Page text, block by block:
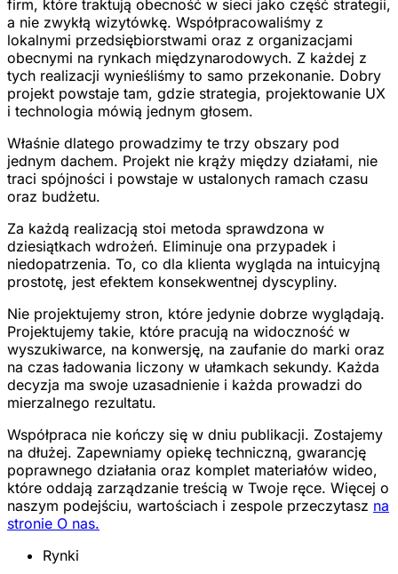
firm, które traktują obecność w sieci jako część strategii,
a nie zwykłą wizytówkę. Współpracowaliśmy z
lokalnymi przedsiębiorstwami oraz z organizacjami
obecnymi na rynkach międzynarodowych. Z każdej z
tych realizacji wynieśliśmy to samo przekonanie. Dobry
projekt powstaje tam, gdzie strategia, projektowanie UX
i technologia mówią jednym głosem.
Właśnie dlatego prowadzimy te trzy obszary pod
jednym dachem. Projekt nie krąży między działami, nie
traci spójności i powstaje w ustalonych ramach czasu
oraz budżetu.
Za każdą realizacją stoi metoda sprawdzona w
dziesiątkach wdrożeń. Eliminuje ona przypadek i
niedopatrzenia. To, co dla klienta wygląda na intuicyjną
prostotę, jest efektem konsekwentnej dyscypliny.
Nie projektujemy stron, które jedynie dobrze wyglądają.
Projektujemy takie, które pracują na widoczność w
wyszukiwarce, na konwersję, na zaufanie do marki oraz
na czas ładowania liczony w ułamkach sekundy. Każda
decyzja ma swoje uzasadnienie i każda prowadzi do
mierzalnego rezultatu.
Współpraca nie kończy się w dniu publikacji. Zostajemy
na dłużej. Zapewniamy opiekę techniczną, gwarancję
poprawnego działania oraz komplet materiałów wideo,
które oddają zarządzanie treścią w Twoje ręce. Więcej o
naszym podejściu, wartościach i zespole przeczytasz na
stronie O nas.
Rynki